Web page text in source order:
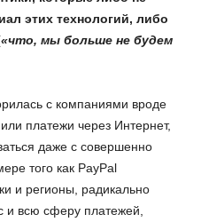
этих технологий, либо
«что, мы больше не будем
с компаниями вроде
платежи через Интернет,
даже с совершенно
того как PayPal
и регионы, радикально
и всю сферу платежей,